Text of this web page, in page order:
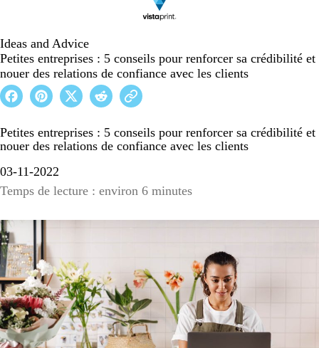
Ideas and Advice
Petites entreprises : 5 conseils pour renforcer sa crédibilité et
nouer des relations de confiance avec les clients
Petites entreprises : 5 conseils pour renforcer sa crédibilité et
nouer des relations de confiance avec les clients
03-11-2022
Temps de lecture : environ 6 minutes